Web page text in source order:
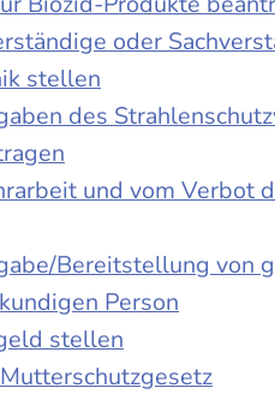
oder
stellen
des
und vom
Bereitstellung von
Person
stellen